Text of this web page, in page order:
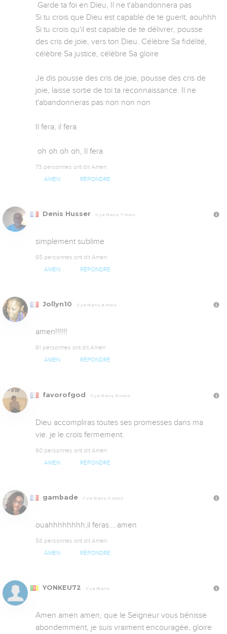
Si tu crois que Dieu est capable de te guerit, aouhhh
Si tu crois qu'il est capable de te délivrer, pousse
des cris de joie, vers ton Dieu. Célèbre Sa fidélité,
célèbre Sa justice, célèbre Sa gloire
Je dis pousse des cris de joie, pousse des cris de
joie, laisse sortie de toi ta reconnaissance. Il ne
t'abandonneras pas non non non
Il fera, il fera
oh oh oh oh, Il fera
73 personnes ont dit Amen
AMEN RÉPONDRE
Denis Husser Il y a 13 ans, 7 mois
simplement sublime
65 personnes ont dit Amen
AMEN RÉPONDRE
Jollyn10 Il y a 15 ans, 8 mois
amen!!!!!!
61 personnes ont dit Amen
AMEN RÉPONDRE
favorofgod Il y a 15 ans, 9 mois
Dieu accompliras toutes ses promesses dans ma
vie. je le crois fermement.
60 personnes ont dit Amen
AMEN RÉPONDRE
gambade Il y a 15 ans, 11 mois
ouahhhhhhhh,il feras....amen
58 personnes ont dit Amen
AMEN RÉPONDRE
YONKEU72 Il y a 16 ans
Amen amen amen, que le Seigneur vous bénisse
abondemment, je suis vraiment encouragée, gloire